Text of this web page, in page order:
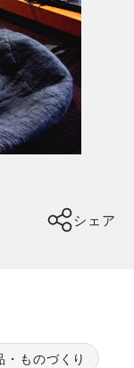
シェア
・ものづくり